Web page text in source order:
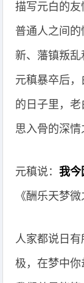
描写元白的
普通人之间
新、藩镇叛乱
元稹暴卒后
的日子里，
思入骨的深情
元稹说：我今
《酬乐天梦微
人家都说日
极，在梦中